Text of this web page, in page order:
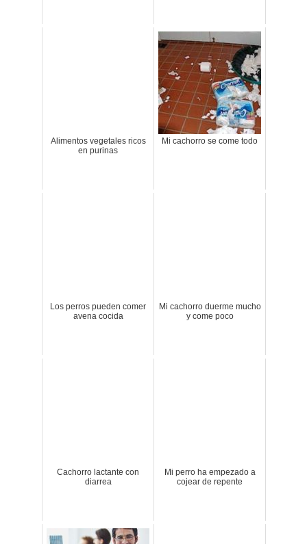
Alimentos vegetales ricos
en purinas
Mi cachorro se come todo
Los perros pueden comer
avena cocida
Mi cachorro duerme mucho
y come poco
Cachorro lactante con
diarrea
Mi perro ha empezado a
cojear de repente